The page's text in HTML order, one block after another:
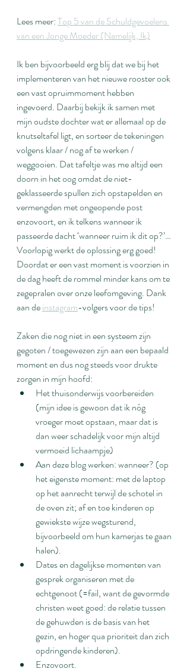
Lees meer: Top 5 van de Schuldgevoelens
van een Jonge Moeder (Namelijk, Ik)
Ik ben bijvoorbeeld erg blij dat we bij het
implementeren van het nieuwe rooster ook
een vast opruimmoment hebben
ingevoerd. Daarbij bekijk ik samen met
mijn oudste dochter wat er allemaal op de
knutseltafel ligt, en sorteer de tekeningen
volgens klaar / nog af te werken /
weggooien. Dat tafeltje was me altijd een
doorn in het oog omdat de niet-
geklasseerde spullen zich opstapelden en
vermengden met ongeopende post
enzovoort, en ik telkens wanneer ik
passeerde dacht ‘wanneer ruim ik dit op?’…
Voorlopig werkt de oplossing erg goed!
Doordat er een vast moment is voorzien in
de dag heeft de rommel minder kans om te
zegepralen over onze leefomgeving. Dank
aan de instagram-volgers voor de tips!
Zaken die nog niet in een systeem zijn
gegoten / toegewezen zijn aan een bepaald
moment en dus nog steeds voor drukte
zorgen in mijn hoofd:
Het thuisonderwijs voorbereiden
(mijn idee is gewoon dat ik nóg
vroeger moet opstaan, maar dat is
dan weer schadelijk voor mijn altijd
vermoeid lichaampje)
Aan deze blog werken: wanneer? (op
het eigenste moment: met de laptop
op het aanrecht terwijl de schotel in
de oven zit; af en toe kinderen op
gewiekste wijze wegsturend,
bijvoorbeeld om hun kamerjas te gaan
halen).
Dates en dagelijkse momenten van
gesprek organiseren met de
echtgenoot (=fail, want de gevormde
christen weet goed: de relatie tussen
de gehuwden is de basis van het
gezin, en hoger qua prioriteit dan zich
opdringende kinderen).
Enzovoort.